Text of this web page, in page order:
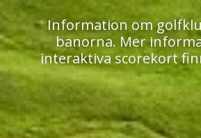
Information om
banorna. Mer
interaktiva scorekort